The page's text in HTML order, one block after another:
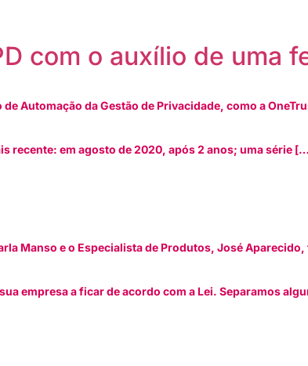
com o auxílio de uma
Automação da Gestão de Privacidade, como a
recente: em agosto de 2020, após 2 anos; uma série
Manso e o Especialista de Produtos, José
empresa a ficar de acordo com a Lei. Separamos